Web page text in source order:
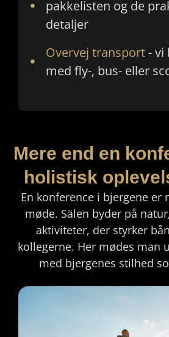
pakkelisten og de
detaljer
Overvej transport- vi
med fly-, bus- eller
Mere end en
holistisk
En konference i bjergene er
møde. Sälen byder på
aktiviteter, der styrker
kollegerne. Her mødes man
med bjergenes stilhed